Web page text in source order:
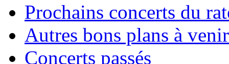
Prochains concerts du
Autres bons plans à venir
Concerts passés